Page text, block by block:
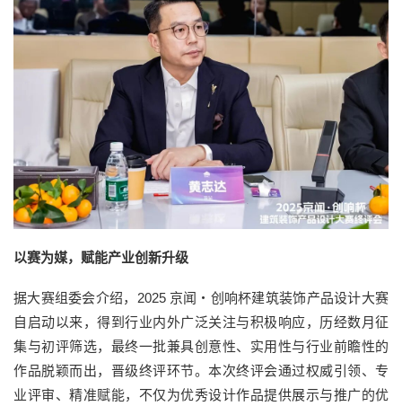
以赛为媒，赋能产业创新升级
据大赛组委会介绍，2025 京闻・创响杯建筑装饰产品设计大赛
自启动以来，得到行业内外广泛关注与积极响应，历经数月征
集与初评筛选，最终一批兼具创意性、实用性与行业前瞻性的
作品脱颖而出，晋级终评环节。本次终评会通过权威引领、专
业评审、精准赋能，不仅为优秀设计作品提供展示与推广的优